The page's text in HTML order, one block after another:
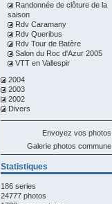
Randonnée de clôture de la
saison
Rdv Caramany
Rdv Queribus
Rdv Tour de Batère
Salon du Roc d'Azur 2005
VTT en Vallespir
2004
2003
2002
Divers
Envoyez vos photos
Galerie photos commune
Statistiques
186 series
24777 photos